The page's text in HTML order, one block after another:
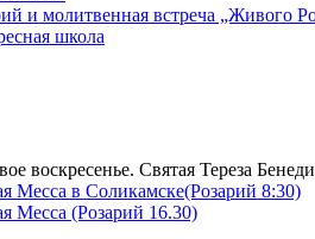
и молитвенная встреча „Живого
школа
воскресенье. Святая Тереза
Месса в Соликамске(Розарий 8:30)
Месса (Розарий 16.30)